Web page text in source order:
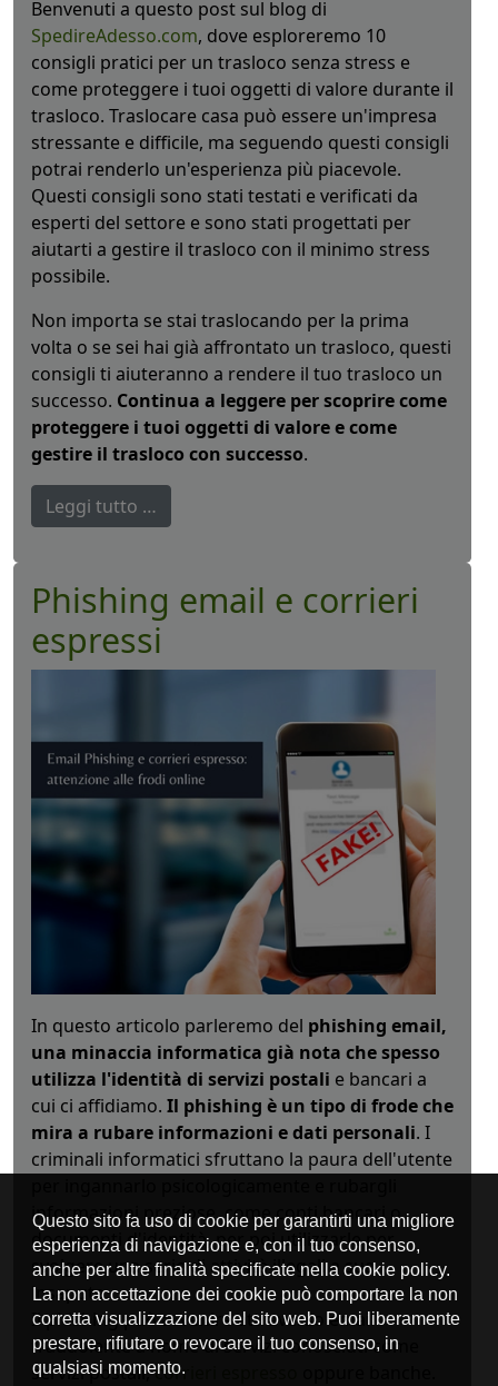
Benvenuti a questo post sul blog di
SpedireAdesso.com, dove esploreremo 10
consigli pratici per un trasloco senza stress e
come proteggere i tuoi oggetti di valore durante il
trasloco. Traslocare casa può essere un'impresa
stressante e difficile, ma seguendo questi consigli
potrai renderlo un'esperienza più piacevole.
Questi consigli sono stati testati e verificati da
esperti del settore e sono stati progettati per
aiutarti a gestire il trasloco con il minimo stress
possibile.
Non importa se stai traslocando per la prima
volta o se sei hai già affrontato un trasloco, questi
consigli ti aiuteranno a rendere il tuo trasloco un
successo. Continua a leggere per scoprire come
proteggere i tuoi oggetti di valore e come
gestire il trasloco con successo.
Leggi tutto …
Phishing email e corrieri
espressi
In questo articolo parleremo del phishing email,
una minaccia informatica già nota che spesso
utilizza l'identità di servizi postali e bancari a
cui ci affidiamo. Il phishing è un tipo di frode che
mira a rubare informazioni e dati personali. I
criminali informatici sfruttano la paura dell'utente
informazioni preziose, come conti bancari o
documenti d'identità, per poi utilizzarle per
svolgere una serie di attività illegali a sua
insaputa.
Il phishing può avvenire attraverso email
fraudolente a nome di servizi conosciuti come
servizi postali,corrieri espresso